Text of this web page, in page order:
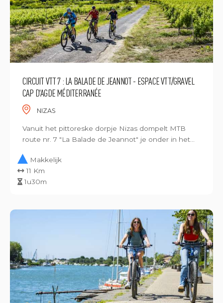
CIRCUIT VTT 7 : LA BALADE DE JEANNOT - ESPACE VTT/GRAVEL
CAP D'AGDE MÉDITERRANÉE
NIZAS
Vanuit het pittoreske dorpje Nizas dompelt MTB
route nr. 7 "La Balade de Jeannot" je onder in het...
Makkelijk
11 Km
1u30m